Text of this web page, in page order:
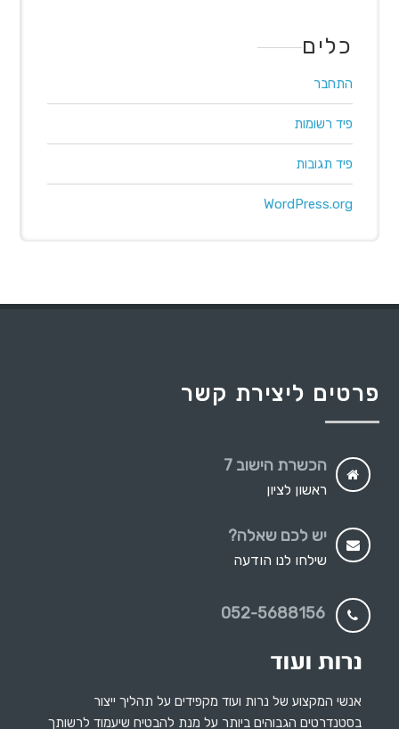
כלים
התחבר
פיד רשומות
פיד תגובות
WordPress.org
אנשי המקצוע של נרות ועוד מקפידים על תהליך ייצור
בסטנדרטים הגבוהים ביותר על מנת להבטיח שיעמוד לרשותך
פרטים ליצירת קשר
הכשרת הישוב 7
ראשון לציון
יש לכם שאלה?
שילחו לנו הודעה
052-5688156